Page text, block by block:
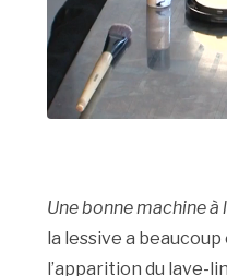
Une bonne machine à
la lessive a
l’apparition du lave-